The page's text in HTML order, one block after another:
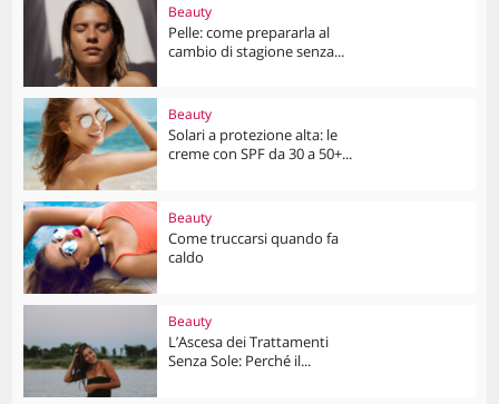
Beauty
Pelle: come prepararla al
cambio di stagione senza...
Beauty
Solari a protezione alta: le
creme con SPF da 30 a 50+...
Beauty
Come truccarsi quando fa
caldo
Beauty
L’Ascesa dei Trattamenti
Senza Sole: Perché il...